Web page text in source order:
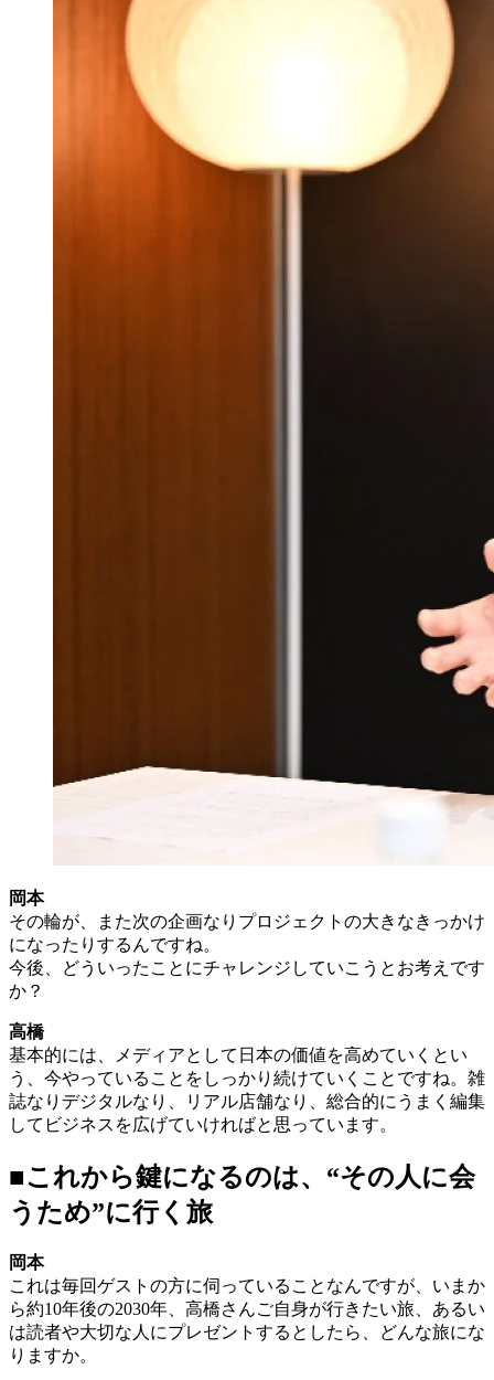
岡本
その輪が、また次の企画なりプロジェクトの大きなきっかけ
になったりするんですね。
今後、どういったことにチャレンジしていこうとお考えです
か？
高橋
基本的には、メディアとして日本の価値を高めていくとい
う、今やっていることをしっかり続けていくことですね。雑
誌なりデジタルなり、リアル店舗なり、総合的にうまく編集
してビジネスを広げていければと思っています。
■これから鍵になるのは、“その人に会
うため”に行く旅
岡本
これは毎回ゲストの方に伺っていることなんですが、いまか
ら約10年後の2030年、高橋さんご自身が行きたい旅、あるい
は読者や大切な人にプレゼントするとしたら、どんな旅にな
りますか。